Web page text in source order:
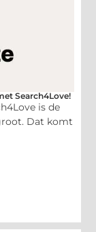
Search4Love!
is de
Dat komt